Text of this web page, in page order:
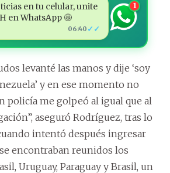
en tu celular, unite
en WhatsApp 🤩
06:40 ✓✓
1
levanté las manos y dije ‘soy
y en ese momento no
policía me golpeó al igual que al
aseguró Rodríguez, tras lo
intentó después ingresar
encontraban reunidos los
Uruguay, Paraguay y Brasil, un